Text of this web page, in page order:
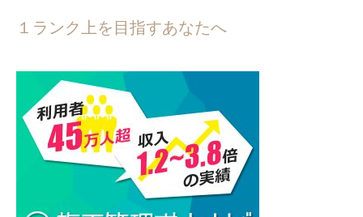
１ランク上を目指すあなたへ